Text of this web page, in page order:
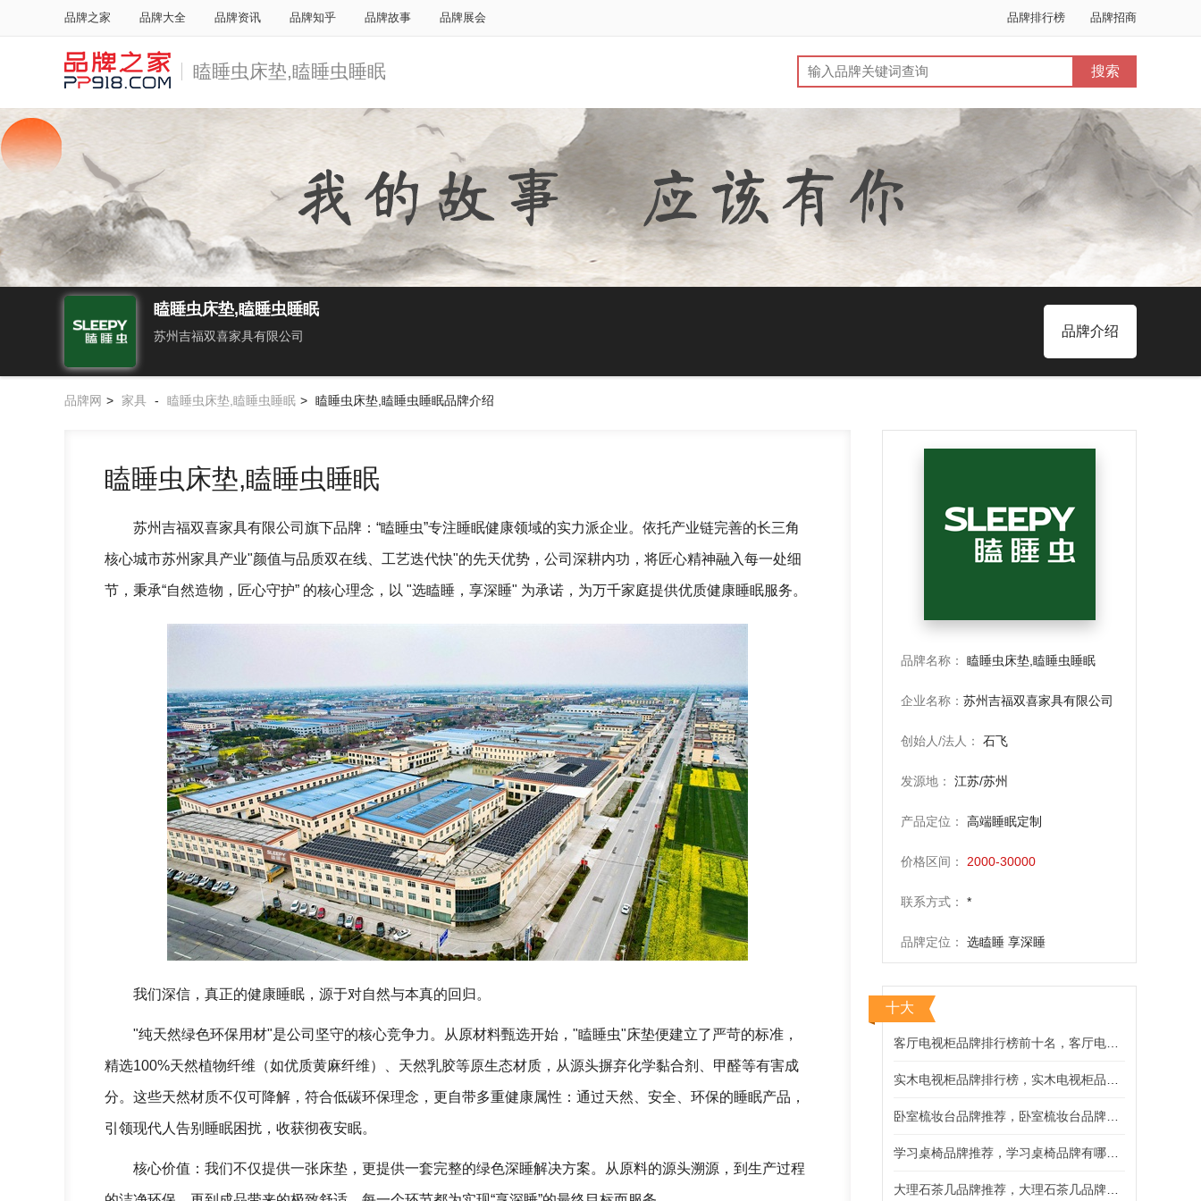
品牌之家 品牌大全 品牌资讯 品牌知乎 品牌故事 品牌展会 品牌排行榜 品牌招商
瞌睡虫床垫,瞌睡虫睡眠
瞌睡虫床垫,瞌睡虫睡眠
苏州吉福双喜家具有限公司 品牌介绍
品牌网 > 家具 - 瞌睡虫床垫,瞌睡虫睡眠 > 瞌睡虫床垫,瞌睡虫睡眠品牌介绍
瞌睡虫床垫,瞌睡虫睡眠
苏州吉福双喜家具有限公司旗下品牌：“瞌睡虫”专注睡眠健康领域的实力派企业。依托产业链完善的长三角
核心城市苏州家具产业"颜值与品质双在线、工艺迭代快"的先天优势，公司深耕内功，将匠心精神融入每一处细
节，秉承“自然造物，匠心守护” 的核心理念，以 "选瞌睡，享深睡" 为承诺，为万千家庭提供优质健康睡眠服务。
我们深信，真正的健康睡眠，源于对自然与本真的回归。
"纯天然绿色环保用材"是公司坚守的核心竞争力。从原材料甄选开始，"瞌睡虫"床垫便建立了严苛的标准，
精选100%天然植物纤维（如优质黄麻纤维）、天然乳胶等原生态材质，从源头摒弃化学黏合剂、甲醛等有害成
分。这些天然材质不仅可降解，符合低碳环保理念，更自带多重健康属性：通过天然、安全、环保的睡眠产品，
引领现代人告别睡眠困扰，收获彻夜安眠。
核心价值：我们不仅提供一张床垫，更提供一套完整的绿色深睡解决方案。从原料的源头溯源，到生产过程
品牌名称： 瞌睡虫床垫,瞌睡虫睡眠
企业名称： 苏州吉福双喜家具有限公司
创始人/法人： 石飞
发源地： 江苏/苏州
产品定位： 高端睡眠定制
价格区间： 2000-30000
联系方式： *
品牌定位： 选瞌睡 享深睡
十大